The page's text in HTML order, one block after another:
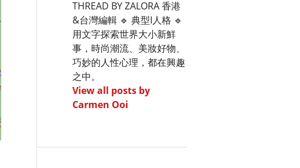
THREAD BY ZALORA 香港
&台灣編輯 🔹 典型I人格 🔹
用文字探索世界大小新鮮
事，時尚潮流、美妝好物、
巧妙的人性心理，都在興趣
之中。
View all posts by
Carmen Ooi